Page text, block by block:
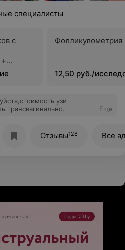
специалисты
с
Фолликулометрия
12,50 руб./
узи
трансвагинально.
Еще
Отзывы128 Все